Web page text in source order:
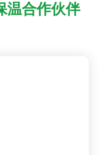
温合作伙伴